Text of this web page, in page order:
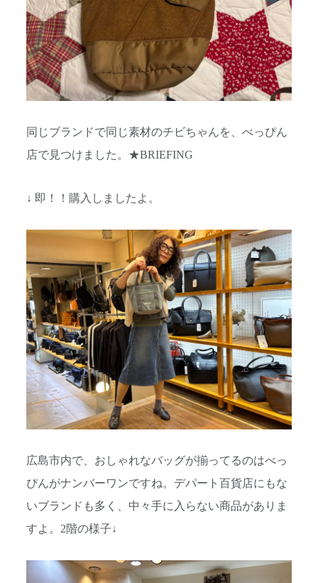
同じブランドで同じ素材のチビちゃんを、べっぴん
店で見つけました。★BRIEFING
↓ 即！！購入しましたよ。
広島市内で、おしゃれなバッグが揃ってるのはべっ
ぴんがナンバーワンですね。デパート百貨店にもな
いブランドも多く、中々手に入らない商品がありま
すよ。2階の様子↓